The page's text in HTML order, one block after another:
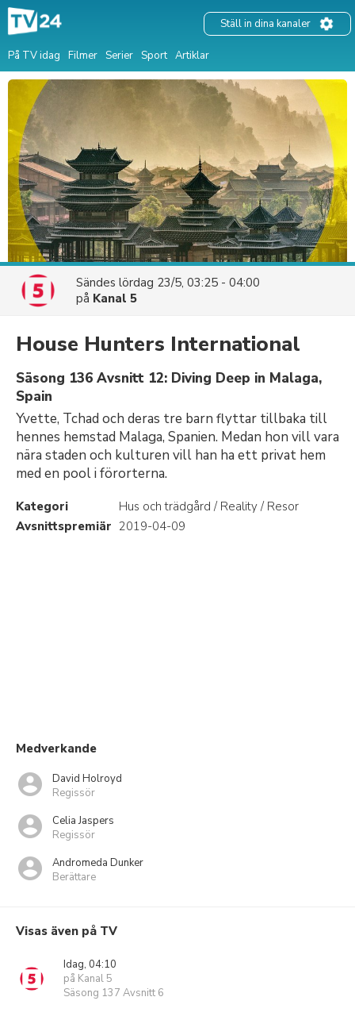
På TV idag Filmer Serier Sport Artiklar
Ställ in dina kanaler
Sändes lördag 23/5, 03:25 - 04:00
på Kanal 5
House Hunters International
Säsong 136 Avsnitt 12: Diving Deep in Malaga,
Spain
Yvette, Tchad och deras tre barn flyttar tillbaka till
hennes hemstad Malaga, Spanien. Medan hon vill vara
nära staden och kulturen vill han ha ett privat hem
med en pool i förorterna.
Kategori
Hus och trädgård / Reality / Resor
Avsnittspremiär 2019-04-09
Medverkande
David Holroyd
Regissör
Celia Jaspers
Regissör
Andromeda Dunker
Berättare
Visas även på TV
Idag, 04:10
på Kanal 5
Säsong 137 Avsnitt 6